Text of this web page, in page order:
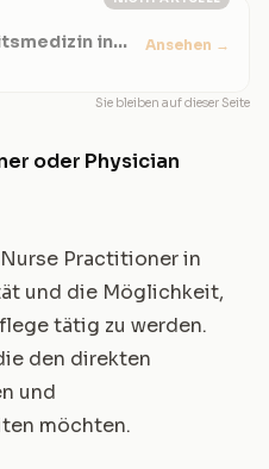
in
Ansehen →
Sie bleiben auf dieser Seite
oder Physician
Practitioner in
und die Möglichkeit,
tätig zu werden.
den direkten
und
möchten.